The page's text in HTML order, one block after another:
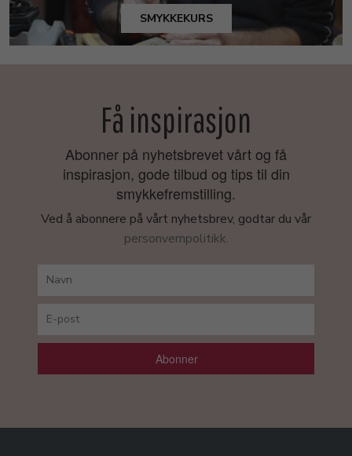
SMYKKEKURS
Få inspirasjon
Abonner på nyhetsbrevet vårt og få
inspirasjon, gode tilbud og tips til din
smykkefremstilling.
Ved å abonnere på vårt nyhetsbrev, godtar du vår
personvernpolitikk.
Abonner